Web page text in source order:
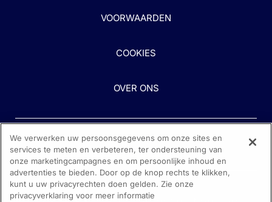
VOORWAARDEN
COOKIES
OVER ONS
Heeft u hulp nodig?
We verwerken uw persoonsgegevens om onze sites en
services te meten en verbeteren, ter ondersteuning van
onze marketingcampagnes en om persoonlijke inhoud en
advertenties te bieden. Door op de knop rechts te klikken,
kunt u uw privacyrechten doen gelden. Zie onze
privacyverklaring voor meer informatie